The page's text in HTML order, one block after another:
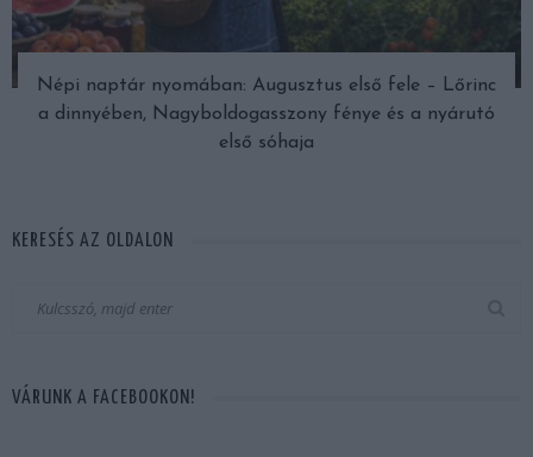
Népi naptár nyomában: Augusztus első fele – Lőrinc
a dinnyében, Nagyboldogasszony fénye és a nyárutó
első sóhaja
KERESÉS AZ OLDALON
VÁRUNK A FACEBOOKON!